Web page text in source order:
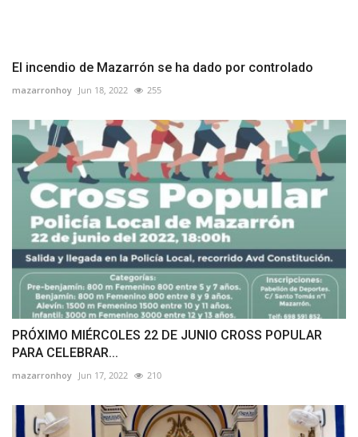
El incendio de Mazarrón se ha dado por controlado
mazarronhoy Jun 18, 2022 255
PRÓXIMO MIÉRCOLES 22 DE JUNIO CROSS POPULAR
PARA CELEBRAR...
mazarronhoy Jun 17, 2022 210